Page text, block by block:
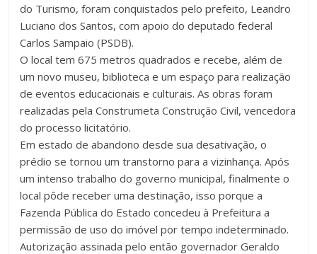
do Turismo, foram conquistados pelo prefeito, Leandro
Luciano dos Santos, com apoio do deputado federal
Carlos Sampaio (PSDB).
O local tem 675 metros quadrados e recebe, além de
um novo museu, biblioteca e um espaço para realização
de eventos educacionais e culturais. As obras foram
realizadas pela Construmeta Construção Civil, vencedora
do processo licitatório.
Em estado de abandono desde sua desativação, o
prédio se tornou um transtorno para a vizinhança. Após
um intenso trabalho do governo municipal, finalmente o
local pôde receber uma destinação, isso porque a
Fazenda Pública do Estado concedeu à Prefeitura a
permissão de uso do imóvel por tempo indeterminado.
Autorização assinada pelo então governador Geraldo